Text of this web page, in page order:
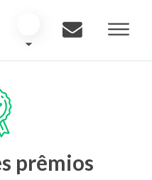
prêmios